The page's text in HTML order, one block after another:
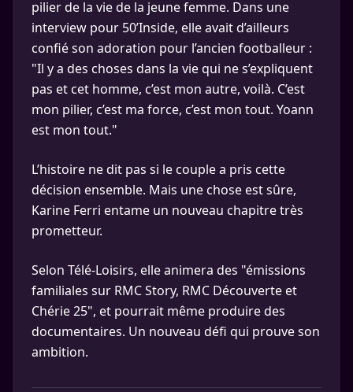
pilier de la vie de la jeune femme. Dans une
interview pour 50’Inside, elle avait d’ailleurs
confié son adoration pour l’ancien footballeur :
"Il y a des choses dans la vie qui ne s’expliquent
pas et cet homme, c’est mon autre, voilà. C’est
mon pilier, c’est ma force, c’est mon tout. Yoann
est mon tout."
L’histoire ne dit pas si le couple a pris cette
décision ensemble. Mais une chose est sûre,
Karine Ferri entame un nouveau chapitre très
prometteur.
Selon Télé-Loisirs, elle animera des "émissions
familiales sur RMC Story, RMC Découverte et
Chérie 25", et pourrait même produire des
documentaires. Un nouveau défi qui prouve son
ambition.